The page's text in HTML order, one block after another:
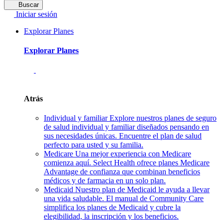
Buscar
Iniciar sesión
Explorar Planes
Explorar Planes
Atrás
Individual y familiar Explore nuestros planes de seguro
de salud individual y familiar diseñados pensando en
sus necesidades únicas. Encuentre el plan de salud
perfecto para usted y su familia.
Medicare Una mejor experiencia con Medicare
comienza aquí. Select Health ofrece planes Medicare
Advantage de confianza que combinan beneficios
médicos y de farmacia en un solo plan.
Medicaid Nuestro plan de Medicaid le ayuda a llevar
una vida saludable. El manual de Community Care
simplifica los planes de Medicaid y cubre la
elegibilidad, la inscripción y los beneficios.